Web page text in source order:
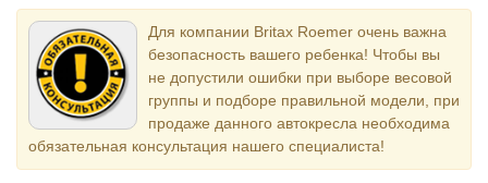
Для компании Britax Roemer очень важна
безопасность вашего ребенка! Чтобы вы
не допустили ошибки при выборе весовой
группы и подборе правильной модели, при
продаже данного автокресла необходима
обязательная консультация нашего специалиста!